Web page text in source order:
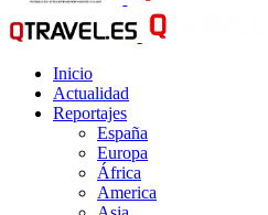
Inicio
Actualidad
Reportajes
España
Europa
África
America